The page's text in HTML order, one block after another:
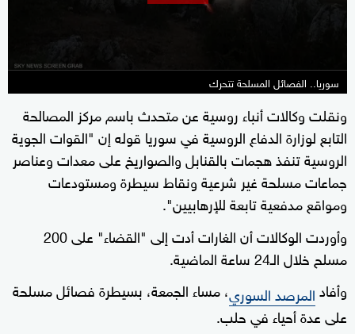
سوريا.. الفصائل المسلحة تتحرك
ونقلت وكالات أنباء روسية عن متحدث باسم مركز المصالحة
التابع لوزارة الدفاع الروسية في سوريا قوله إن "القوات الجوية
الروسية تنفذ هجمات بالقنابل والصواريخ على معدات وعناصر
جماعات مسلحة غير شرعية ونقاط سيطرة ومستودعات
ومواقع مدفعية تابعة للإرهابيين".
وأوردت الوكالات أن الغارات أدت إلى "القضاء" على 200
مسلح خلال الـ24 ساعة الماضية.
وأفادالمرصد السوري، مساء الجمعة، بسيطرة فصائل مسلحة
على عدة أحياء في حلب.